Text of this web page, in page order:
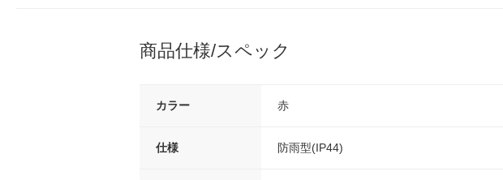
商品仕様/スペック
カラー 赤
仕様 防雨型(IP44)